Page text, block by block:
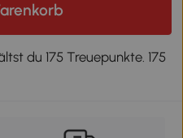
du 175 Treuepunkte. 175